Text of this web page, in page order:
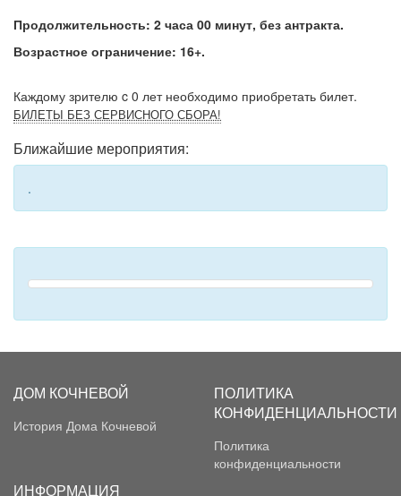
Продолжительность: 2 часа 00 минут, без антракта.
Возрастное ограничение: 16+.
Каждому зрителю c 0 лет необходимо приобретать билет.
БИЛЕТЫ БЕЗ СЕРВИСНОГО СБОРА!
Ближайшие мероприятия:
.
ДОМ КОЧНЕВОЙ
История Дома Кочневой
ПОЛИТИКА
КОНФИДЕНЦИАЛЬНОСТИ
Политика
конфиденциальности
ИНФОРМАЦИЯ